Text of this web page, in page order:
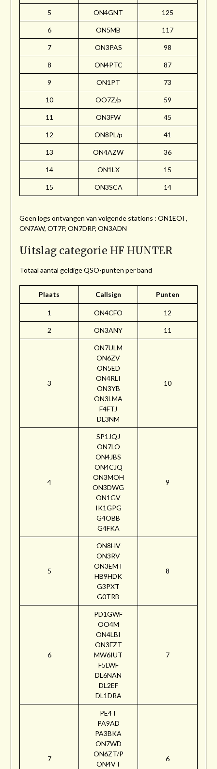
5 ON4GNT 125
6 ON5MB 117
7 ON3PAS 98
8 ON4PTC 87
9 ON1PT 73
10 OO7Z/p 59
11 ON3FW 45
12 ON8PL/p 41
13 ON4AZW 36
14 ON1LX 15
15 ON3SCA 14
Geen logs ontvangen van volgende stations : ON1EOI ,
ON7AW, OT7P, ON7DRP, ON3ADN
Uitslag categorie HF HUNTER
Totaal aantal geldige QSO-punten per band
Plaats Callsign Punten
1 ON4CFO 12
2 ON3ANY 11
3
ON7ULM
ON6ZV
ON5ED
ON4RLI
ON3YB
ON3LMA
F4FTJ
DL3NM
10
4
SP1JQJ
ON7LO
ON4JBS
ON4CJQ
ON3MOH
ON3DWG
ON1GV
IK1GPG
G4OBB
G4FKA
9
5
ON8HV
ON3RV
ON3EMT
HB9HDK
G3PXT
G0TRB
8
6
PD1GWF
OO4M
ON4LBI
ON3FZT
MW6IUT
F5LWF
DL6NAN
DL2EF
DL1DRA
7
7
PE4T
PA9AD
PA3BKA
ON7WD
ON6ZT/P
ON4VT
6